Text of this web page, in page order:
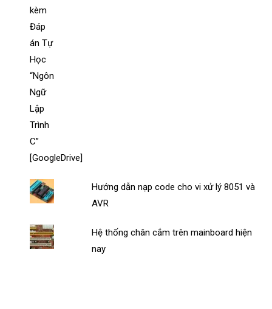
Hướng dẫn nạp code cho vi xử lý 8051 và
AVR
Hệ thống chân cắm trên mainboard hiện
nay